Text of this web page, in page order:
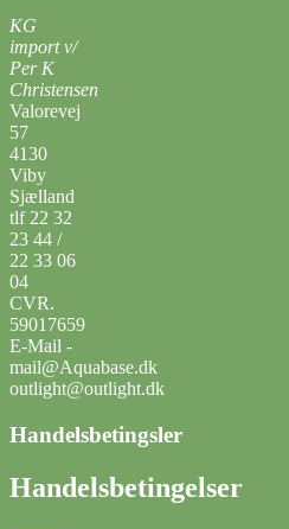
KG
import v/
Per K
Christensen
Valorevej
57
4130
Viby
Sjælland
tlf 22 32
23 44 /
22 33 06
04
CVR.
59017659
E-Mail -
mail@Aquabase.dk
outlight@outlight.dk
Handelsbetingsler
Handelsbetingelser